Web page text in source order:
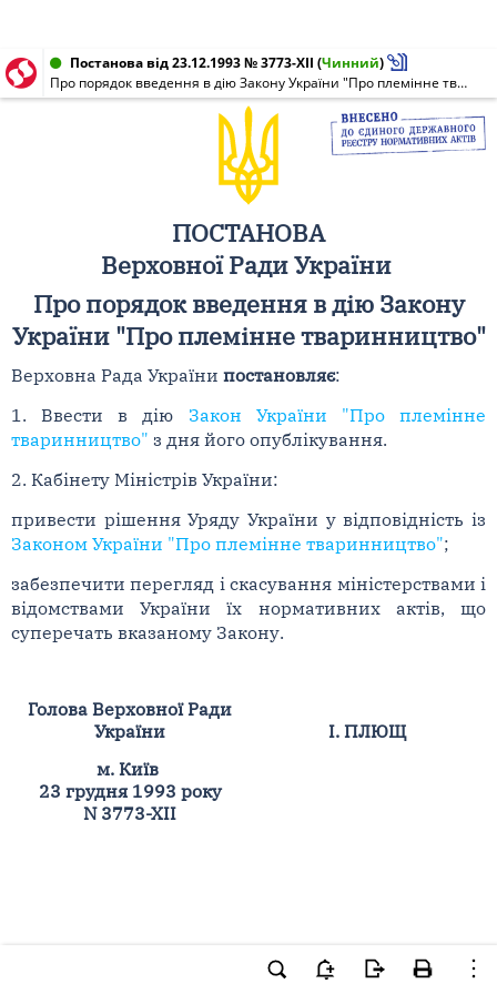
Постанова від 23.12.1993 № 3773-XII (Чинний)
Про порядок введення в дію Закону України "Про племінне тваринництво"